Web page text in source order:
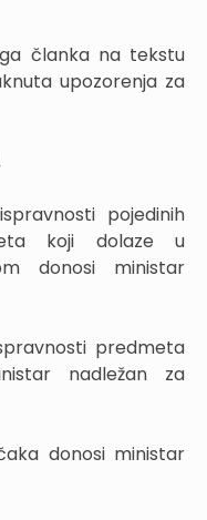
članka na tekstu
upozorenja za
pojedinih
koji dolaze u
donosi ministar
predmeta
nadležan za
donosi ministar